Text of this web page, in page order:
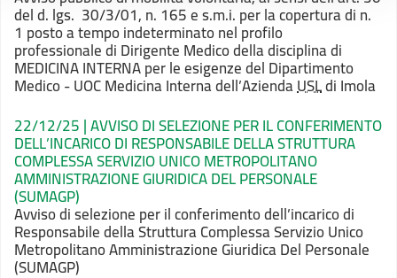
del d. lgs. 30/3/01, n. 165 e s.m.i. per la copertura di n.
1 posto a tempo indeterminato nel profilo
professionale di Dirigente Medico della disciplina di
MEDICINA INTERNA per le esigenze del Dipartimento
Medico - UOC Medicina Interna dell’AziendaUSLdi Imola
22/12/25 | AVVISO DI SELEZIONE PER IL CONFERIMENTO
DELL’INCARICO DI RESPONSABILE DELLA STRUTTURA
COMPLESSA SERVIZIO UNICO METROPOLITANO
AMMINISTRAZIONE GIURIDICA DEL PERSONALE
(SUMAGP)
Avvisodi selezione per il conferimento dell’incarico di
Responsabile della StrutturaComplessa Servizio Unico
Metropolitano Amministrazione Giuridica Del Personale
(SUMAGP)